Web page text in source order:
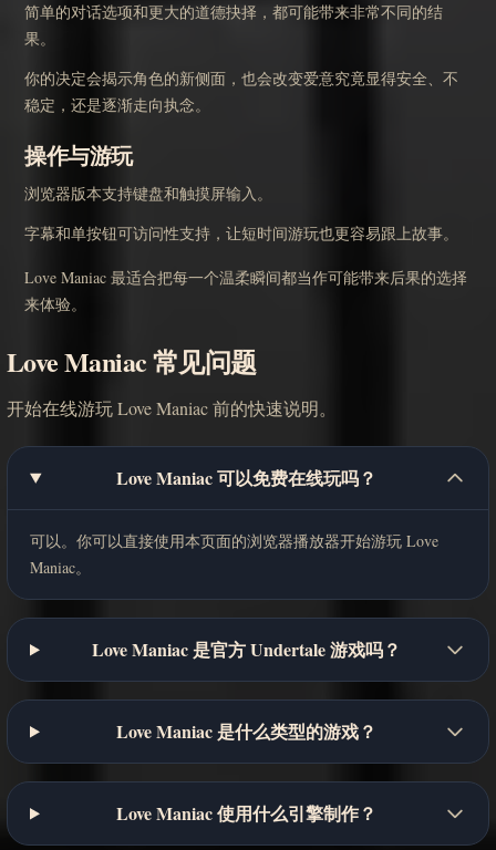
简单的对话选项和更大的道德抉择，都可能带来非常不同的结
果。
你的决定会揭示角色的新侧面，也会改变爱意究竟显得安全、不
稳定，还是逐渐走向执念。
操作与游玩
浏览器版本支持键盘和触摸屏输入。
字幕和单按钮可访问性支持，让短时间游玩也更容易跟上故事。
Love Maniac 最适合把每一个温柔瞬间都当作可能带来后果的选择
来体验。
Love Maniac 常见问题
开始在线游玩 Love Maniac 前的快速说明。
Love Maniac 可以免费在线玩吗？
可以。你可以直接使用本页面的浏览器播放器开始游玩 Love
Maniac。
Love Maniac 是官方 Undertale 游戏吗？
Love Maniac 是什么类型的游戏？
Love Maniac 使用什么引擎制作？